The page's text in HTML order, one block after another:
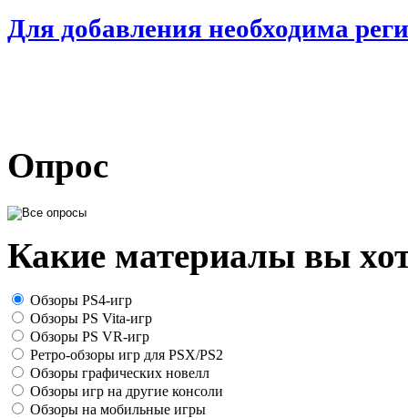
Для добавления необходима
Опрос
Какие материалы вы
Обзоры PS4-игр
Обзоры PS Vita-игр
Обзоры PS VR-игр
Ретро-обзоры игр для PSX/PS2
Обзоры графических новелл
Обзоры игр на другие консоли
Обзоры на мобильные игры